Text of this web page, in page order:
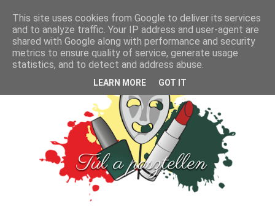
This site uses cookies from Google to deliver its services
and to analyze traffic. Your IP address and user-agent are
shared with Google along with performance and security
metrics to ensure quality of service, generate usage
statistics, and to detect and address abuse.
LEARN MORE GOT IT